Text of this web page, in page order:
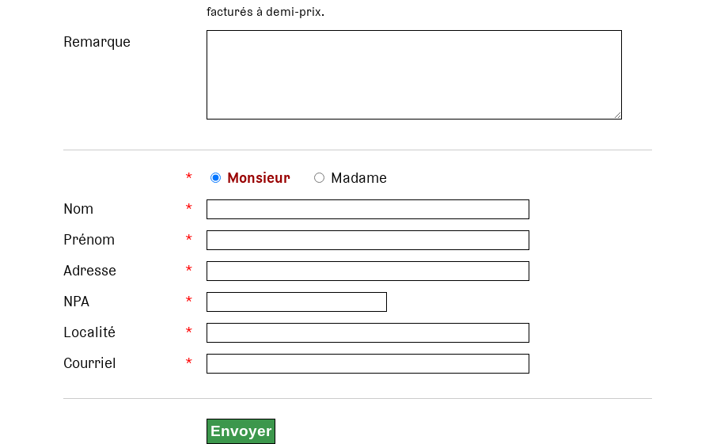
facturés à demi-prix.
Remarque
* Monsieur
Madame
Nom
*
Prénom
*
Adresse
*
NPA
*
Localité
*
Courriel
*